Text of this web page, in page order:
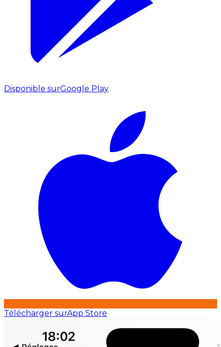
Disponible surGoogle Play
Télécharger surApp Store